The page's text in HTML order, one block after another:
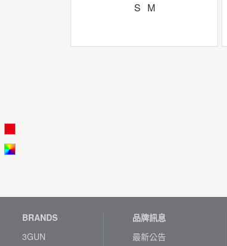
S M
BRANDS
3GUN
品牌訊息
最新公告